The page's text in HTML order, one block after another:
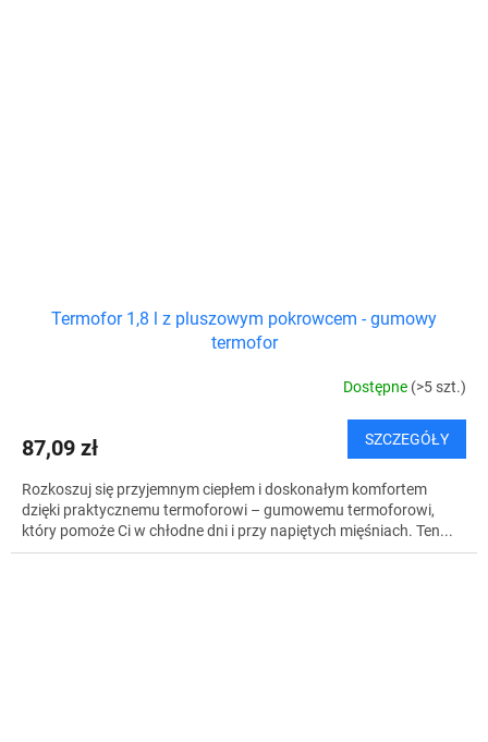
Termofor 1,8 l z pluszowym pokrowcem - gumowy
termofor
Dostępne (>5 szt.)
87,09 zł SZCZEGÓŁY
Rozkoszuj się przyjemnym ciepłem i doskonałym komfortem
dzięki praktycznemu termoforowi – gumowemu termoforowi,
który pomoże Ci w chłodne dni i przy napiętych mięśniach. Ten...